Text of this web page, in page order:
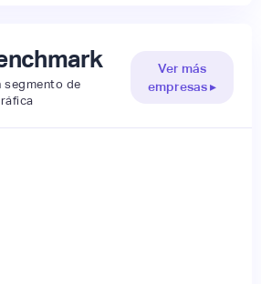
segmento de
Ver más
empresas ▸